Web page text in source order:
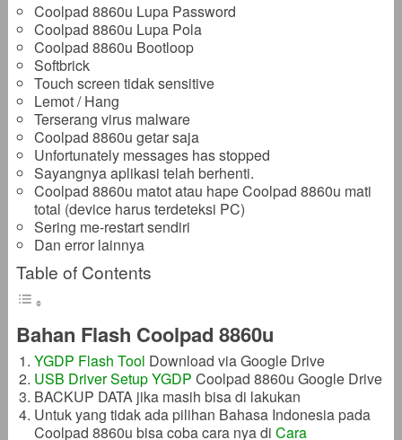
Coolpad 8860u Lupa Password
Coolpad 8860u Lupa Pola
Coolpad 8860u Bootloop
Softbrick
Touch screen tidak sensitive
Lemot / Hang
Terserang virus malware
Coolpad 8860u getar saja
Unfortunately messages has stopped
Sayangnya aplikasi telah berhenti.
Coolpad 8860u matot atau hape Coolpad 8860u mati
total (device harus terdeteksi PC)
Sering me-restart sendiri
Dan error lainnya
Table of Contents
Bahan Flash Coolpad 8860u
YGDP Flash Tool Download via Google Drive
USB Driver Setup YGDP Coolpad 8860u Google Drive
BACKUP DATA jika masih bisa di lakukan
Untuk yang tidak ada pilihan Bahasa Indonesia pada
Coolpad 8860u bisa coba cara nya di Cara